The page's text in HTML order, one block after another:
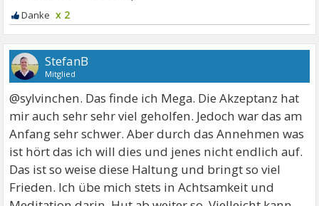
x 2
StefanB
Mitglied
@sylvinchen. Das finde ich Mega. Die Akzeptanz hat
mir auch sehr sehr viel geholfen. Jedoch war das am
Anfang sehr schwer. Aber durch das Annehmen was
ist hört das ich will dies und jenes nicht endlich auf.
Das ist so weise diese Haltung und bringt so viel
Frieden. Ich übe mich stets in Achtsamkeit und